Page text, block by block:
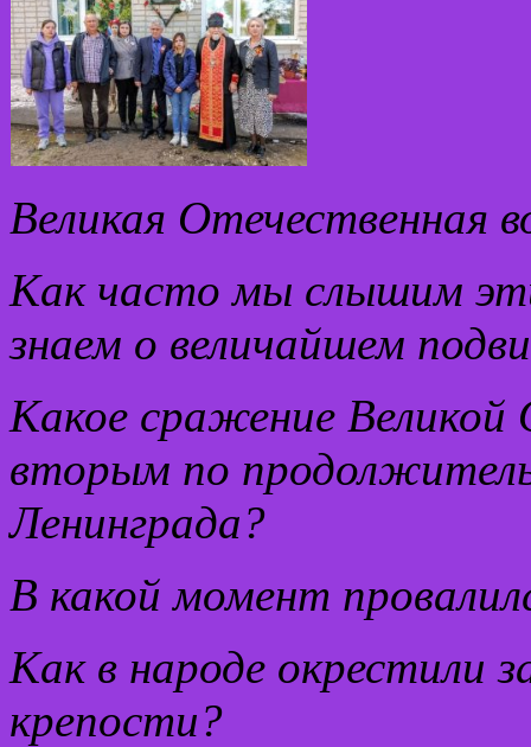
Великая Отечественная
Как часто мы слышим
знаем о величайшем
Какое сражение
вторым по
Ленинграда?
В какой момент
Как в народе окрестили
крепости?